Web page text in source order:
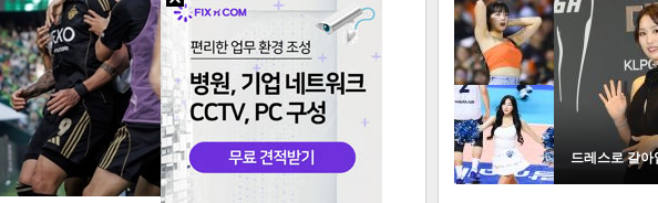
url 복
많이 본 뉴스
연예
스포츠
2